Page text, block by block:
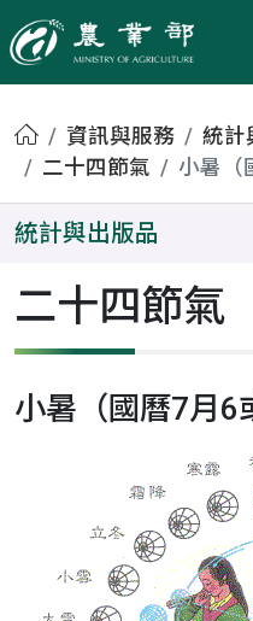
農業部
首頁資訊與服務 統計
二十四節氣
小暑（
統計與出版品
二十四節氣
小暑（國曆7月6